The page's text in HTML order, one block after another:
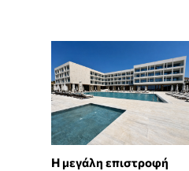
Η μεγάλη επιστροφή